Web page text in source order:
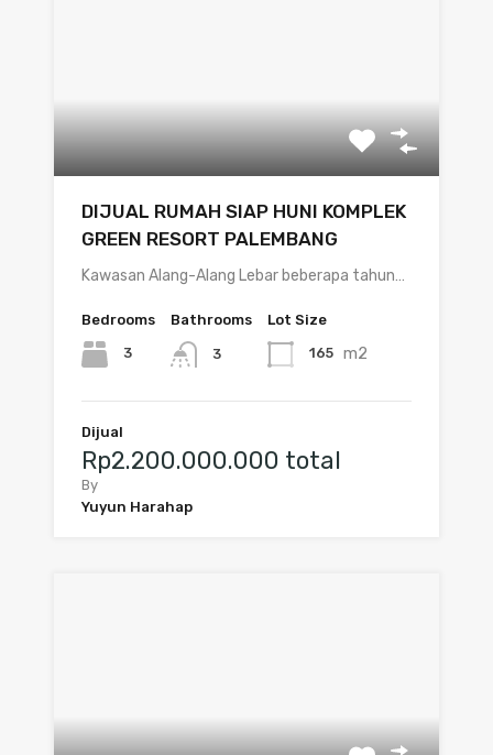
DIJUAL RUMAH SIAP HUNI KOMPLEK
GREEN RESORT PALEMBANG
Kawasan Alang-Alang Lebar beberapa tahun…
Bedrooms
3
Bathrooms
3
Lot Size
165 m2
Dijual
Rp2.200.000.000 total
By
Yuyun Harahap